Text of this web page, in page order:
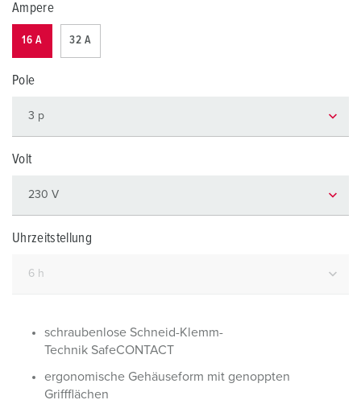
Ampere
16 A 32 A
Pole
Volt
Uhrzeitstellung
schraubenlose Schneid-Klemm-
Technik SafeCONTACT
ergonomische Gehäuseform mit genoppten
Griffflächen